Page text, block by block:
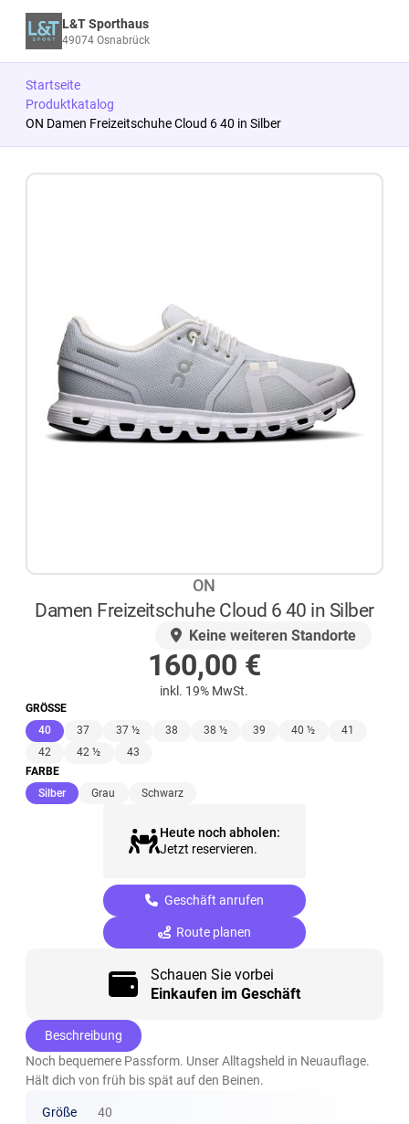
L&T Sporthaus
49074 Osnabrück
Startseite
Produktkatalog
ON Damen Freizeitschuhe Cloud 6 40 in Silber
ON
Damen Freizeitschuhe Cloud 6 40 in Silber
Keine weiteren Standorte
160,00 €
inkl. 19% MwSt.
GRÖSSE
40(ausgewählt)
37 37 ½ 38 38 ½ 39 40 ½
41
42
42 ½
43
FARBE
Silber(ausgewählt)
Grau Schwarz
Heute noch abholen:
Jetzt reservieren.
Geschäft anrufen
Route planen
Schauen Sie vorbei
Einkaufen im Geschäft
Beschreibung
Noch bequemere Passform. Unser Alltagsheld in Neuauflage.
Hält dich von früh bis spät auf den Beinen.
Größe 40